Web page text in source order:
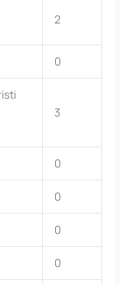
2
0
3
0
0
0
0